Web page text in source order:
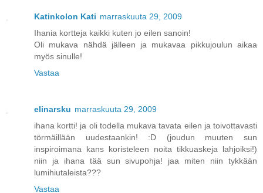
Katinkolon Kati marraskuuta 29, 2009
Ihania kortteja kaikki kuten jo eilen sanoin!
Oli mukava nähdä jälleen ja mukavaa pikkujoulun aikaa
myös sinulle!
Vastaa
elinarsku marraskuuta 29, 2009
ihana kortti! ja oli todella mukava tavata eilen ja toivottavasti
törmäillään uudestaankin! :D (joudun muuten sun
inspiroimana kans koristeleen noita tikkuaskeja lahjoiksi!)
niin ja ihana tää sun sivupohja! jaa miten niin tykkään
lumihiutaleista???
Vastaa